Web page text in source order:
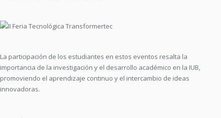
La participación de los estudiantes en estos eventos resalta la
importancia de la investigación y el desarrollo académico en la IUB,
promoviendo el aprendizaje continuo y el intercambio de ideas
innovadoras.